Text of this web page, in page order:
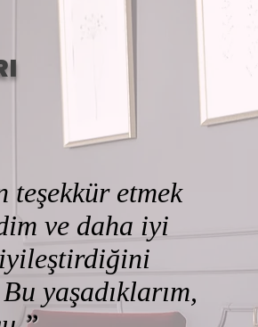
teşekkür etmek
ve daha iyi
iyileştirdiğini
yaşadıklarım,